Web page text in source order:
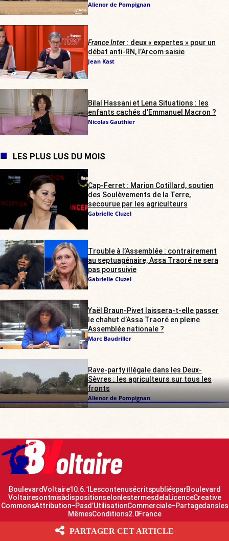
Alienor de Pompignan
France Inter: deux « expertes » pour un
débat anti-RN, l’Arcom saisie
Jean Kast
Bilal Hassani et Lena Situations : les
enfants cachés d’Emmanuel Macron ?
Nicolas Gauthier
LES PLUS LUS DU MOIS
Cap-Ferret : Marion Cotillard, soutien
des Soulèvements de la Terre,
secourue par les agriculteurs
Gabrielle Cluzel
Trouble à l’Assemblée : contrairement
au septuagénaire, Assa Traoré ne sera
pas poursuivie
Gabrielle Cluzel
Yaël Braun-Pivet laissera-t-elle passer
le chahut d’Assa Traoré en pleine
Assemblée nationale ?
Marc Baudriller
Rave-party illégale dans les Deux-
Sèvres : les agriculteurs sur tous les
fronts
Alienor de Pompignan
Boulevard Voltaire 10.6.1 Les contenus écrits publiés par Boulevard
Voltaire sont mis à disposition selon les termes de la Licence Creative
Commons Attribution – Pas d’Utilisation Commerciale – Partage dans les
Mêmes Conditions 2.0 France
PARTAGER CET ARTICLE